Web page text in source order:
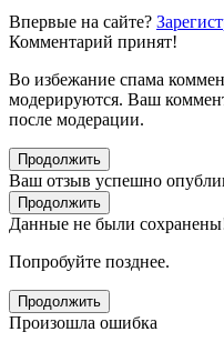
Впервые на сайте?
Комментарий принят!
Во избежание спама
модерируются. Ваш
после модерации.
Продолжить
Ваш отзыв успешно
Продолжить
Данные не были
Попробуйте позднее.
Продолжить
Произошла ошибка